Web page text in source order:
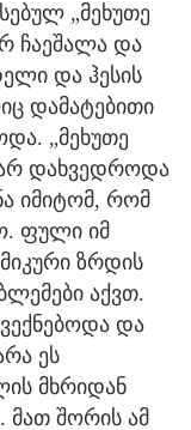
„მეხუთე
ჩაეშალა და
და ჰესის
დამატებითი
„მეხუთე
დახვედროდა
იმიტომ, რომ
ფული იმ
ზრდის
აქვთ.
და
ეს
მხრიდან
მათ შორის ამ